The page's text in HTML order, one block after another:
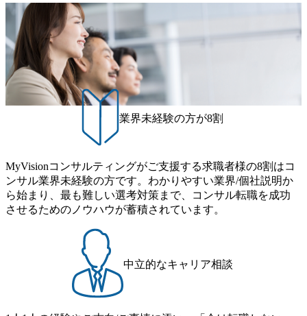
向を把握し、クライアントや自社への提案などに積極的に
関わることができる方 ・スケジューリング(優先順位付け含
む)など、ビジネスベーシックスキルが習得できている方
る責任を担う。 ● 裁量権 弊社は2019年11月に設立され、成
長期といわれるフェーズにあります。 事業・組織を拡大し
ていく時期のため、メンバーや組織がスケールしていく過
程を体感できます。 また、希望者はパートナー以外でも大
手役員の方へのセールスにも参加できる環境です。 自ら案
件を取り、プロジェクト体制を作っていくことも可能で
す。 ● 事業会社機能にも携われる 弊社にはコンサルティン
グ事業以外にもSaaSプロダクト・メディア・地方創生事業
があるため、上記事業に携わることも可能です。コンサル
タントとしての経験を活かしながら自らプロダクト開発や
自社の業務改善ができます。(希望者のみとなります) ● BIG
4・アクセンチュアをはじめとした大手外資系コンサルファ
ーム出身者が多く集まっています ● 平均年齢は35歳で、幅
広い年齢の方が活躍しています ● インダストリー・ソリュ
ーションで区切られていない組織です(ワンプール制) ● 海外
事業拠点をシンガポールに設立し、グローバル案件に対応
するコンサルティング体制を構築しています 東京都中央区
八重洲2-2-1 東京ミッドタウン八重洲 八重洲セントラルタワ
ー8階 受動喫煙対策 : 執務室内禁煙、ビル内喫煙室あり WE
B 書類選考通過後に、GAB試験に合格している方 ● テクノ
ロジーコンサルタント ・4年生大学卒業に限る ・大手総合
の技術者を抱えており、アビームコンサルティングに続い
て日本国内2番目にSAP認定コンサルタント制度の有資格者
数が多く、特にIT領域に強みを持つ グローバルのポジショ
ンに自由に応募できる社内の転職ツール「キャリアズ・マ
ーケットプレイス」が存在し、本ツールを活用で上司の引
き留めを受けずに移動が可能である（異動者は年間約1,000
名） 残業時間や有休取得率など約10項目を数値化すること
で、実行前後で離職率を半減させることに成功した 18時以
降の会議を原則禁止としているほか、在宅勤務制度の全社
展開、ハラスメント抑止に向けた研修の拡充、社外窓口設
置など徹底的な仕組み化を推進する 育休取得率は男性6
5%、女性100%と全国平均を上回る実績を持ち、女性の管理
職率も21.8%（2023年12月時点）とフレキシブルな働き方を
提供 2026年8月22日(土) 9:00～19:30頃 ※選考会参加人数に
より変動 2026年8月7日(金) 16:00 参加予定DTE ① MRS-IMS
(旧ITXO-IMS) ② TS&T(旧TS&A) ③ CyberSecurity ④ IES ⑤ I
TS-Fukuoka ⑥ AMS-PRD ⑦ AMS-H&PS オンライン (Teams)
ら黒字経営。年間130%成長 https://storage.googleapis.com/our-
vision-production.appspot.com/public/images/20251030164405_5c
527843-d227-4df8-b86c-5587f843fdf6_1200x471.webp https://stor
age.googleapis.com/our-vision-production.appspot.com/public/imag
es/20251030164946_dc0888f6-0539-4887-84d7-34c8d8544226_1
200x666.webp 年間100億円規模の投資の元、10以上もの新規
事業を立ち上げているため様々な業界を経験することが可
能 社内転職が活発であり、多様なスキルを1社で身に着ける
ことが可能 事業開発・運用を内包かする「オールインハウ
ス」型の組織体。社内スカウトや社内公募制度を用いて主
体的かつ柔軟なキャリア形成が可能。 https://storage.googleap
165942_70f09968-1b27-43e6-b849-1cd107c4f488_1200x698.web
p ## 働き方／WLB／待遇 内装8億円超のかっこいいオフィ
スがあり、 働き甲斐のあるランキング、新卒注目ランキン
グ受賞歴多数 あえての未上場であり株主からの圧力がない
的な成長を若手に任せられる環境 対面でのコミュニケーシ
ョンメリットを重視するため出社勤務。1日の労働時間平均
9.2時間、有休消化率81%(2024年度の年間データ、エンジニ
ア組織） 2026年8月22日(土) 10:00～最長16:00 2026年8月10
日(月) 16:00 ※応募者が定員を上回る場合は、厳正なる審査
の上参加者を決定させていただきます。ご了承ください。
業界未経験の方が8割
MyVisionコンサルティングがご支援する求職者様の8割はコ
ンサル業界未経験の方です。わかりやすい業界/個社説明か
ら始まり、最も難しい選考対策まで、コンサル転職を成功
させるためのノウハウが蓄積されています。
中立的なキャリア相談